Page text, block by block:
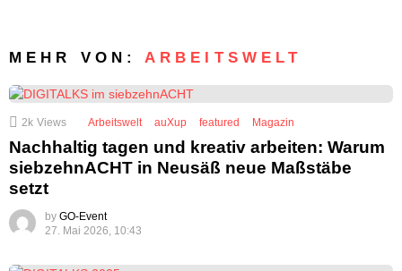
MEHR VON:ARBEITSWELT
2k Views Arbeitswelt auXup featured Magazin
Nachhaltig tagen und kreativ arbeiten: Warum
siebzehnACHT in Neusäß neue Maßstäbe
setzt
by GO-Event
27. Mai 2026, 10:43